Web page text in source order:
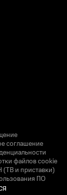
соглашение
файлов cookie
(ТВ и приставки)
ПО